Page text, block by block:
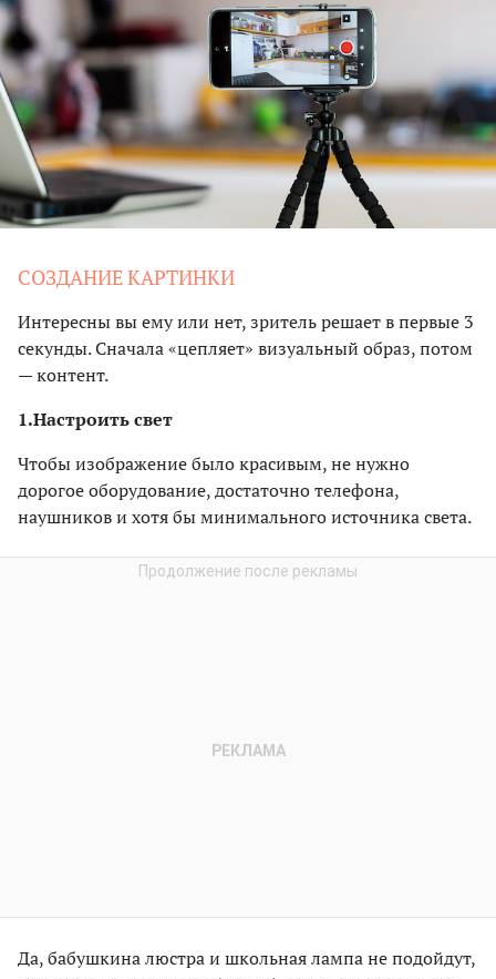
СОЗДАНИЕ КАРТИНКИ
Интересны вы ему или нет, зритель решает в первые 3
секунды. Сначала «цепляет» визуальный образ, потом
— контент.
1.Настроить свет
Чтобы изображение было красивым, не нужно
дорогое оборудование, достаточно телефона,
наушников и хотя бы минимального источника света.
Да, бабушкина люстра и школьная лампа не подойдут,